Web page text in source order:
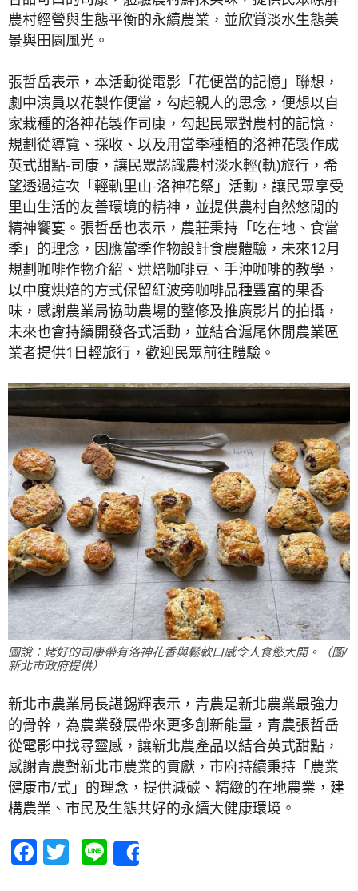
農村經營與生態平衡的永續農業，並欣賞淡水生態美
景與田園風光。
張哲岳表示，本活動從電影「花便當的記憶」聯想，
劇中演員以花製作便當，勾起親人的思念，便想以自
家栽種的洛神花製作司康，勾起民眾對農村的記憶，
規劃從導覽、採收、以及用當季種植的洛神花製作成
英式甜點-司康，讓民眾認識農村淡水輕(軌)旅行，希
望透過這次「輕軌里山-洛神花祭」活動，讓民眾享受
里山生活的友善環境的精神，並提供農村自然悠閒的
精神饗宴。張哲岳也表示，農莊秉持「吃在地、食當
季」的理念，因應當季作物設計食農體驗，未來12月
規劃咖啡作物介紹、烘焙咖啡豆、手沖咖啡的教學，
以中度烘焙的方式保留紅波旁咖啡品種豐富的果香
味，感謝農業局協助農場的整修及推廣影片的拍攝，
未來也會持續開發各式活動，並結合滬尾休閒農業區
業者提供1日輕旅行，歡迎民眾前往體驗。
圖說：烤好的司康帶有洛神花香與鬆軟口感令人食慾大開。（圖/
新北市政府提供）
新北市農業局長諶錫輝表示，青農是新北農業最強力
的骨幹，為農業發展帶來更多創新能量，青農張哲岳
從電影中找尋靈感，讓新北農產品以結合英式甜點，
感謝青農對新北市農業的貢獻，市府持續秉持「農業
健康市/式」的理念，提供減碳、精緻的在地農業，建
構農業、市民及生態共好的永續大健康環境。
Facebook
Twitter
Line